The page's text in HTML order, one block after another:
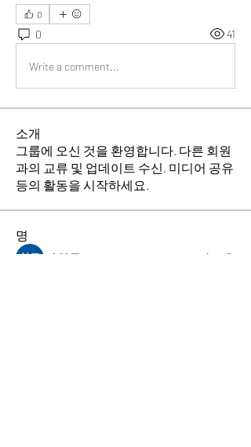
0
0 41
Write a comment...
소개
그룹에 오신 것을 환영합니다. 다른 회원
과의 교류 및 업데이트 수신, 미디어 공유
등의 활동을 시작하세요.
명
김희두
팔로우